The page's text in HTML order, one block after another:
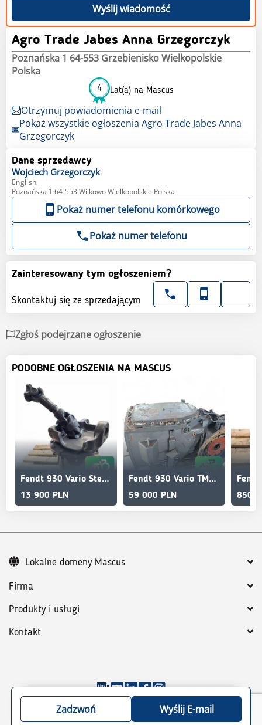
Wyślij wiadomość
Agro Trade Jabes Anna Grzegorczyk
Poznańska 1 64-553 Grzebienisko Wielkopolskie
Polska
4 Lat(a) na Mascus
Otrzymuj powiadomienia e-mail
Pokaż wszystkie ogłoszenia Agro Trade Jabes Anna
Grzegorczyk
Dane sprzedawcy
Wojciech Grzegorczyk
English
Poznańska 1 64-553 Wilkowo Wielkopolskie Polska
Pokaż numer telefonu komórkowego
Pokaż numer telefonu
Zainteresowany tym ogłoszeniem?
Skontaktuj się ze sprzedającym
Zgłoś podejrzane ogłoszenie
PODOBNE OGŁOSZENIA NA MASCUS
Fendt 930 Vario Steering knuckle, reduction gear, hub 97
13 900 PLN
Fendt 930 Vario TMS Vario gearbox ML 200 Agco G926103009
59 000 PLN
8500
Firma
Produkty i usługi
Kontakt
Mascus Ogólne warunki
Polityka Prywatności
Mapa strony
Lokalne domeny Mascus
Zadzwoń Wyślij E-mail